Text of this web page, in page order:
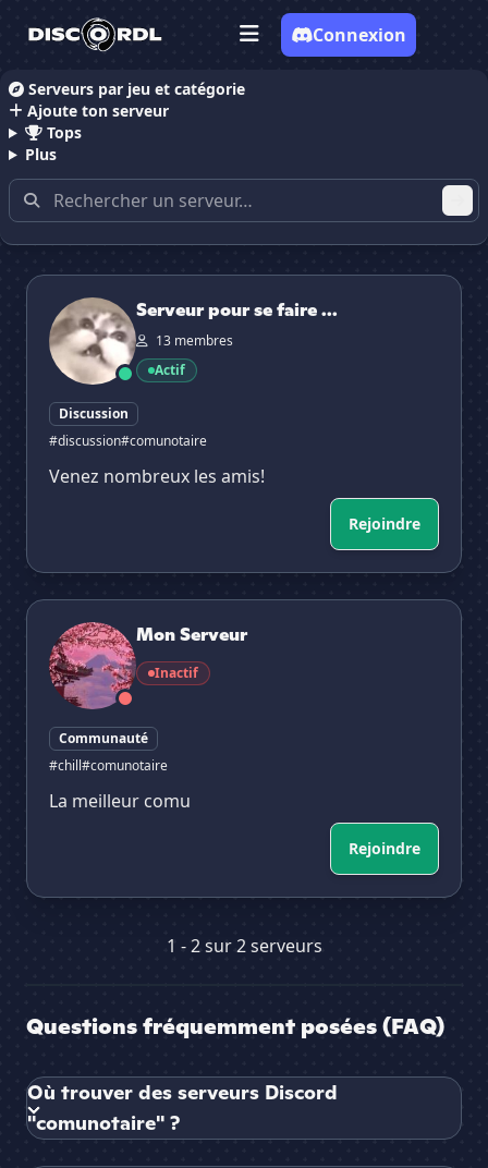
Serveurs par jeu et catégorie
Ajoute ton serveur
Tops
Plus
Connexion
Accueil
Serveurs Discord contenant
"comunotaire"
Serveur pour se faire plaisir (FR)
Serveur pour se faire ...
13 membres
Actif
Discussion
#discussion#comunotaire
Venez nombreux les amis!
Rejoindre
Mon Serveur
Mon Serveur
Inactif
Communauté
#chill#comunotaire
La meilleur comu
Rejoindre
1 - 2 sur 2 serveurs
Questions fréquemment posées (FAQ)
Où trouver des serveurs Discord
"comunotaire" ?